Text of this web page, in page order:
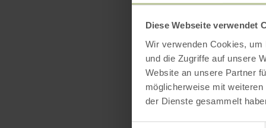
Diese Webseite verwendet
Wir verwenden Cookies,
und die Zugriffe auf unsere
Website an unsere Partner
möglicherweise mit
der Dienste gesammelt
1820,
Prinz von
Schlosses,
der